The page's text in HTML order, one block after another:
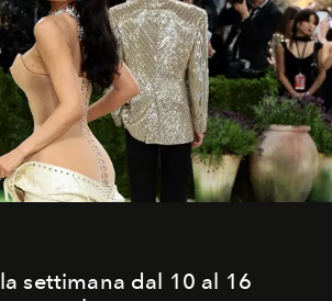
settimana dal 10 al 16